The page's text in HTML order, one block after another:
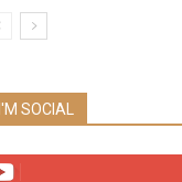
I'M SOCIAL